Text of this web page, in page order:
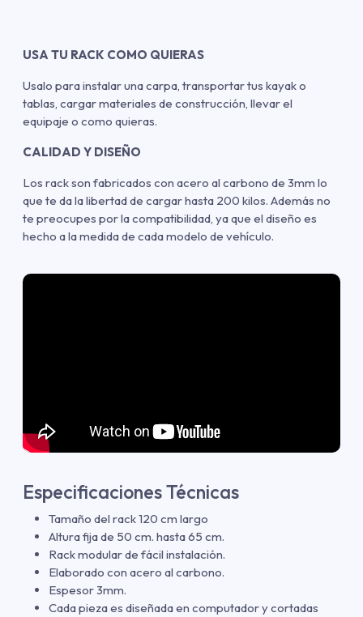
USA TU RACK COMO QUIERAS
Usalo para instalar una carpa, transportar tus kayak o
tablas, cargar materiales de construcción, llevar el
equipaje o como quieras.
CALIDAD Y DISEÑO
Los rack son fabricados con acero al carbono de 3mm lo
que te da la libertad de cargar hasta 200 kilos. Además no
te preocupes por la compatibilidad, ya que el diseño es
hecho a la medida de cada modelo de vehículo.
Especificaciones Técnicas
Tamaño del rack 120 cm largo
Altura fija de 50 cm. hasta 65 cm.
Rack modular de fácil instalación.
Elaborado con acero al carbono.
Espesor 3mm.
Cada pieza es diseñada en computador y cortadas